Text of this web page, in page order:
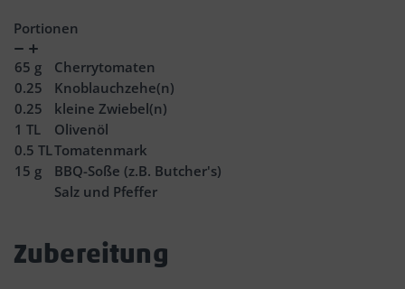
Portionen
Verringern
Zunahme
65 g
Cherrytomaten
0.25
Knoblauchzehe(n)
0.25
kleine Zwiebel(n)
1 TL
Olivenöl
0.5 TLTomatenmark
15 g
BBQ-Soße (z.B. Butcher's)
Salz und Pfeffer
Zubereitung